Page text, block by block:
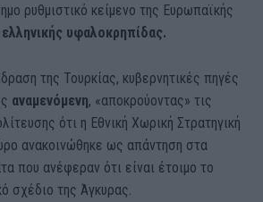
ρυθμιστικό κείμενο της Ευρωπαϊκής
υφαλοκρηπίδας.
της Τουρκίας, κυβερνητικές πηγές
αναμενόμενη, «αποκρούοντας» τις
ότι η Εθνική Χωρική Στρατηγική
ανακοινώθηκε ως απάντηση στα
που ανέφεραν ότι είναι έτοιμο το
σχέδιο της Άγκυρας.